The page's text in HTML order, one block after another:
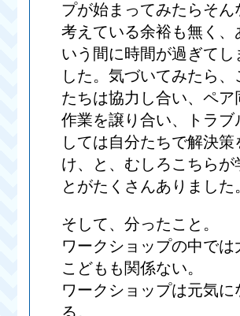
プが始まってみたらそん
考えている余裕も無く、
いう間に時間が過ぎてし
した。気づいてみたら、
たちは協力し合い、ペア
作業を譲り合い、トラブ
しては自分たちで解決策
け、と、むしろこちらが
とがたくさんありました
そして、分ったこと。
ワークショップの中では
こどもも関係ない。
ワークショップは元気に
る。